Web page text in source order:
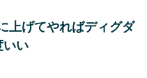
上げてやればディグダ
いい